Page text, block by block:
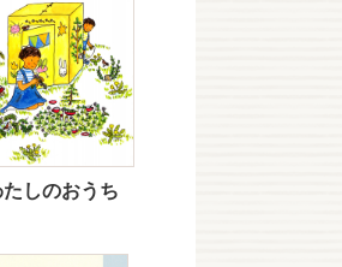
たしのおうち